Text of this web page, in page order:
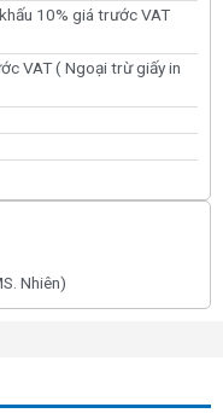
10% giá trước VAT
VAT ( Ngoại trừ giấy in
Nhiên)